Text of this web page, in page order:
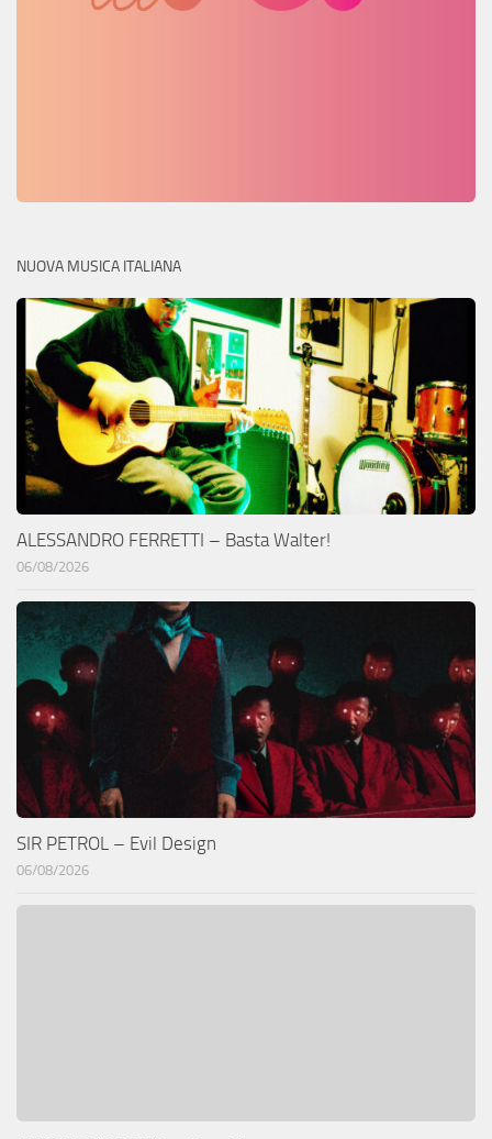
NUOVA MUSICA ITALIANA
ALESSANDRO FERRETTI – Basta Walter!
06/08/2026
SIR PETROL – Evil Design
06/08/2026